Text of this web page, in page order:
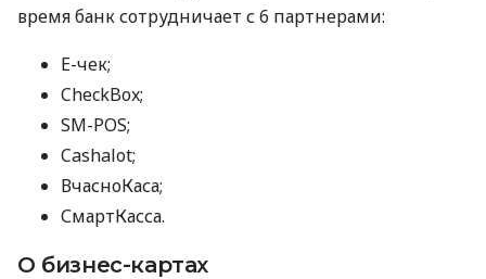
время банк сотрудничает с 6 партнерами:
E-чек;
CheckBox;
SM-POS;
Cashalot;
ВчасноКаса;
СмартКасса.
О бизнес-картах